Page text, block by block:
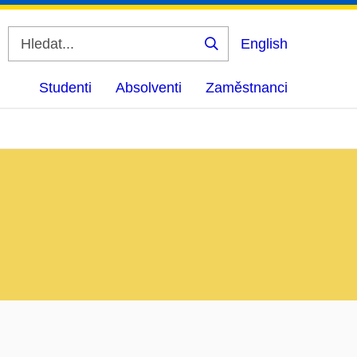
Vyhledat
English
Studenti Absolventi Zaměstnanci